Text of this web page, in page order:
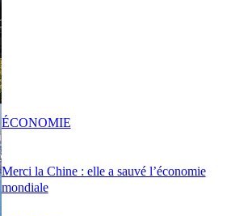
Merci la Chine : elle a sauvé l’économie
mondiale
ÉCONOMIE